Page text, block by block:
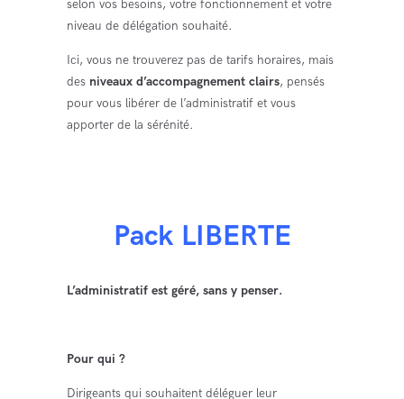
selon vos besoins, votre fonctionnement et votre
niveau de délégation souhaité.
Ici, vous ne trouverez pas de tarifs horaires, mais
des niveaux d’accompagnement clairs, pensés
pour vous libérer de l’administratif et vous
apporter de la sérénité.
Pack LIBERTE
L’administratif est géré, sans y penser.
Pour qui ?
Dirigeants qui souhaitent déléguer leur